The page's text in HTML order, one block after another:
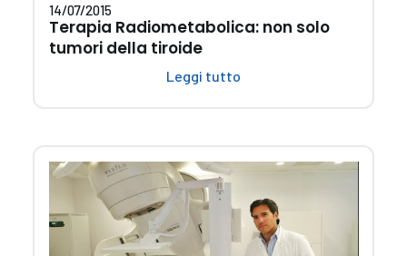
14/07/2015
Terapia Radiometabolica: non solo
tumori della tiroide
Leggi tutto